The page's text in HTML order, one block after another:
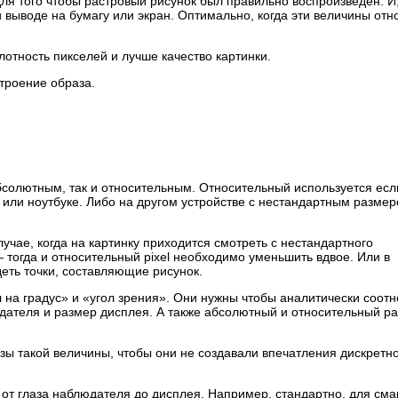
на бумагу или экран. Оптимально, когда эти величины
пикселей и лучше качество картинки.
образа.
так и относительным. Относительный используется
ноутбуке. Либо на другом устройстве с нестандартным
когда на картинку приходится смотреть с нестандартного
и относительный pixel необходимо уменьшить вдвое. Или в
точки, составляющие рисунок.
градус» и «угол зрения». Они нужны чтобы аналитически
и размер дисплея. А также абсолютный и относительный
такой величины, чтобы они не создавали впечатления
глаза наблюдателя до дисплея. Например, стандартно, для